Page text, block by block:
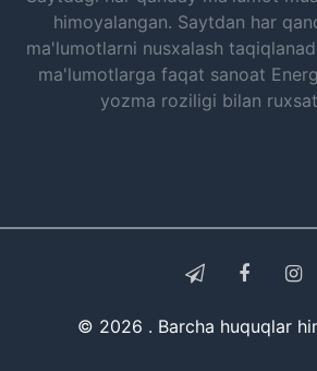
himoyalangan. Saytdan har
ma'lumotlarni nusxalash
ma'lumotlarga faqat sanoat
yozma roziligi bilan
© 2026 . Barcha huquqlar